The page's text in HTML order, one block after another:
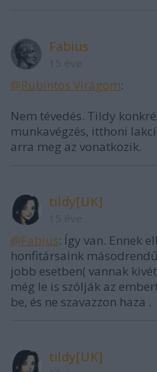
Fabius
@Rubintos Virágom:
Nem tévedés. Tildy
munkavégzés, itthoni
arra meg az vonatkozik.
tildy[UK]
@Fabius: Így van. Ennek
honfitársaink
jobb esetben( vannak
még le is szólják az
be, és ne szavazzon haza .
tildy[UK]